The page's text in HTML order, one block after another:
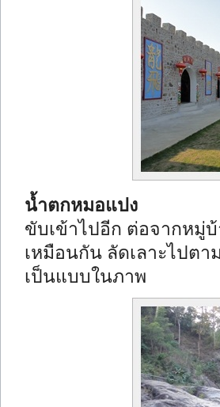
น้ำตกหมอแปง
ขับเข้าไปอีก ต่อจากหมู่
เหมือนกัน ลัดเลาะไปต
เป็นแบบในภาพ